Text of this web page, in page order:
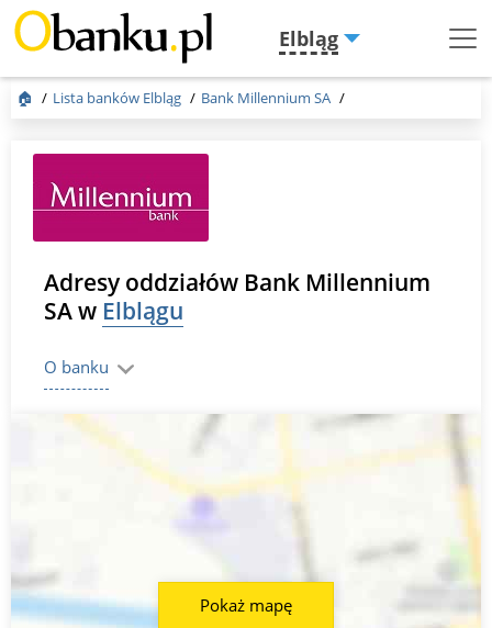
Elbląg
Menu
🏠 Lista banków Elbląg Bank Millennium SA
Adresy oddziałów Bank Millennium
SA w Elblągu
O banku
Pokaż mapę